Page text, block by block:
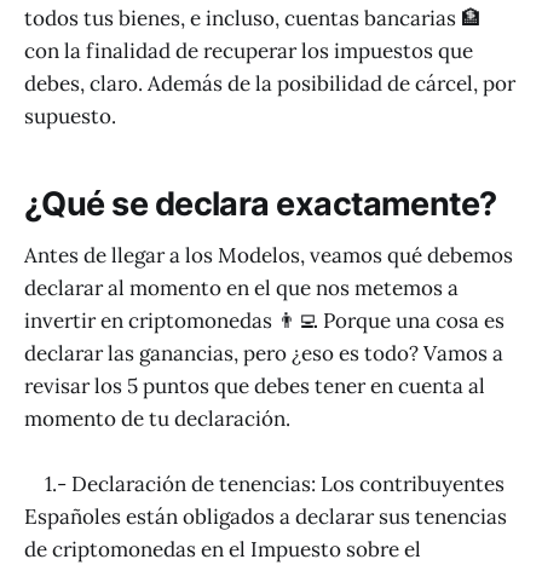
todos tus bienes, e incluso, cuentas bancarias 🏦
con la finalidad de recuperar los impuestos que
debes, claro. Además de la posibilidad de cárcel, por
supuesto.
¿Qué se declara exactamente?
Antes de llegar a los Modelos, veamos qué debemos
declarar al momento en el que nos metemos a
invertir en criptomonedas 👨‍💻 Porque una cosa es
declarar las ganancias, pero ¿eso es todo? Vamos a
revisar los 5 puntos que debes tener en cuenta al
momento de tu declaración.
1.- Declaración de tenencias: Los contribuyentes
Españoles están obligados a declarar sus tenencias
de criptomonedas en el Impuesto sobre el